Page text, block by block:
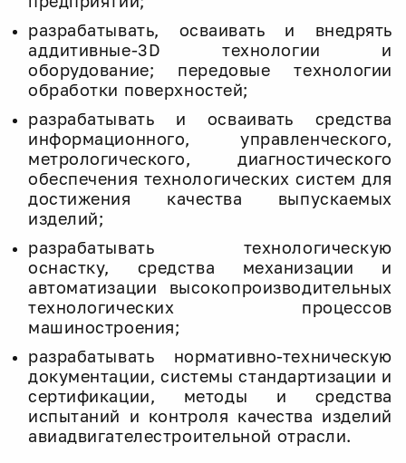
разрабатывать, осваивать и внедрять
аддитивные-3D технологии и
оборудование; передовые технологии
обработки поверхностей;
разрабатывать и осваивать средства
информационного, управленческого,
метрологического, диагностического
обеспечения технологических систем для
достижения качества выпускаемых
изделий;
разрабатывать технологическую
оснастку, средства механизации и
автоматизации высокопроизводительных
технологических процессов
машиностроения;
разрабатывать нормативно-техническую
документации, системы стандартизации и
сертификации, методы и средства
испытаний и контроля качества изделий
авиадвигателестроительной отрасли.